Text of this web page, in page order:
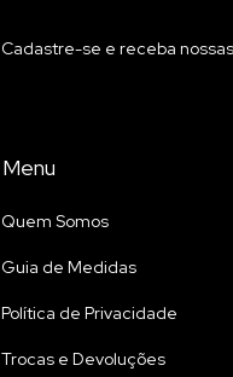
Cadastre-se e receba
Menu
Quem Somos
Guia de Medidas
Política de Privacidade
Trocas e Devoluções